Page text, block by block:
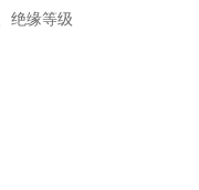
绝缘等级